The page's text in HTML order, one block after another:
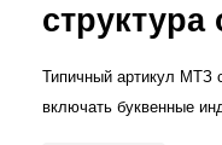
структура
Типичный артикул МТЗ
включать буквенные